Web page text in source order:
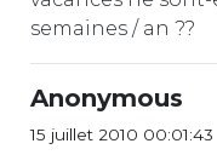
semaines / an ??
Anonymous
15 juillet 2010 00:01:43